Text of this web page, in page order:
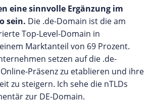
eine sinnvolle Ergänzung im
sein. Die .de-Domain ist die am
Top-Level-Domain in
Marktanteil von 69 Prozent.
setzen auf die .de-
Präsenz zu etablieren und ihre
zu steigern. Ich sehe die nTLDs
zur DE-Domain.